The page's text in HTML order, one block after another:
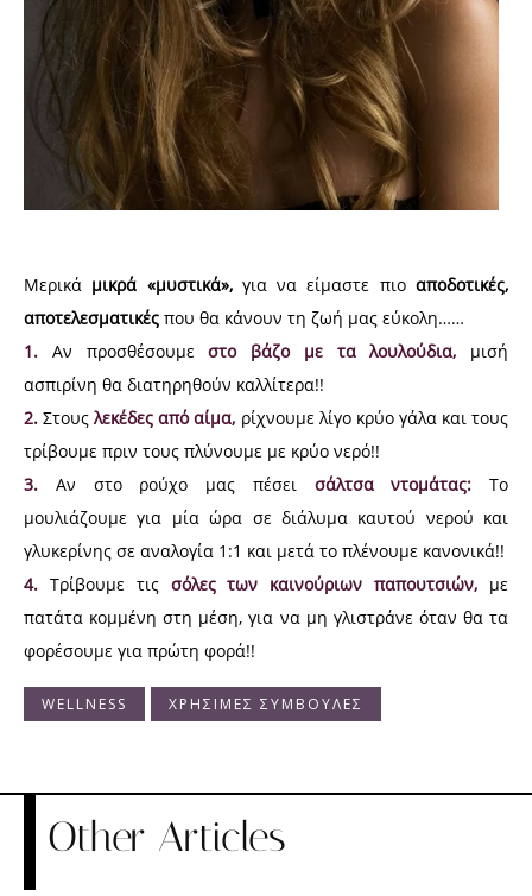
Μερικά μικρά «μυστικά», για να είμαστε πιοαποδοτικές,
αποτελεσματικές που θα κάνουν τη ζωή μας εύκολη……
1. Αν προσθέσουμεστο βάζο με τα λουλούδια, μισή
ασπιρίνη θα διατηρηθούν καλλίτερα!!
2. Στουςλεκέδες από αίμα, ρίχνουμε λίγο κρύο γάλα και τους
τρίβουμε πριν τους πλύνουμε με κρύο νερό!!
3. Αν στο ρούχο μας πέσει σάλτσα ντομάτας: Το
μουλιάζουμε για μία ώρα σε διάλυμα καυτού νερού και
γλυκερίνης σε αναλογία 1:1 και μετά το πλένουμε κανονικά!!
4. Τρίβουμε τις σόλες των καινούριων παπουτσιών, με
πατάτα κομμένη στη μέση, για να μη γλιστράνε όταν θα τα
φορέσουμε για πρώτη φορά!!
WELLNESS ΧΡΗΣΙΜΕΣ ΣΥΜΒΟΥΛΕΣ
Other Articles